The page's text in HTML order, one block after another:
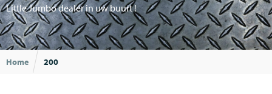
Little Jumbo dealer in uw buurt !
Home 200